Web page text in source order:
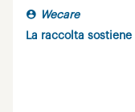
Wecare
La raccolta sostiene